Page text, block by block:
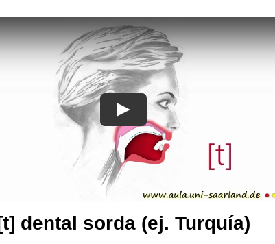
dental sorda (ej. Turquía)